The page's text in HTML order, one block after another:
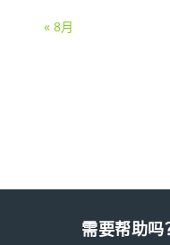
« 8月
需要帮助吗